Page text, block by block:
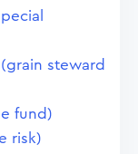
steward
fund)
risk)